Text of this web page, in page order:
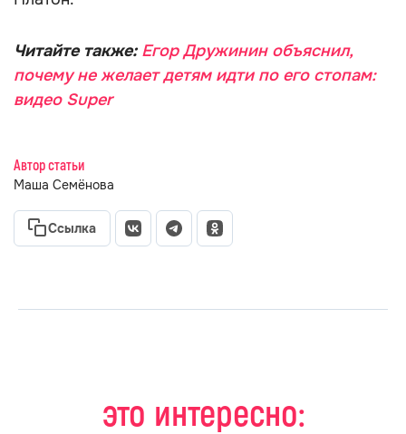
Читайте также: Егор Дружинин объяснил,
почему не желает детям идти по его стопам:
видео Super
Автор статьи
Маша Семёнова
Ссылка
это интересно: